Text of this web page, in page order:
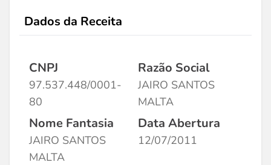
Dados da Receita
CNPJ
97.537.448/0001-
80
Razão Social
JAIRO SANTOS
MALTA
Nome Fantasia
JAIRO SANTOS
MALTA
Data Abertura
12/07/2011